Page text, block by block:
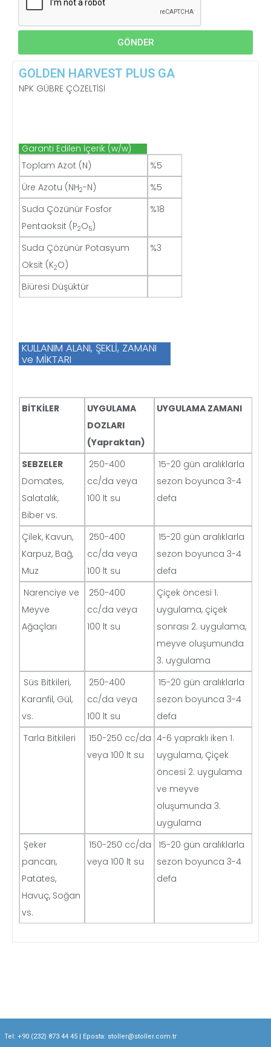
GÖNDER
GOLDEN HARVEST PLUS GA
NPK GÜBRE ÇÖZELTİSİ
Garanti Edilen İçerik (w/w)
Toplam Azot (N)
%5
Üre Azotu (NH2-N)
%5
Suda Çözünür Fosfor
Pentaoksit (P2O5)
%18
Suda Çözünür Potasyum
Oksit (K2O)
%3
Biüresi Düşüktür
KULLANIM ALANI, ŞEKLİ, ZAMANI
ve MİKTARI
BİTKİLER
UYGULAMA
DOZLARI
(Yapraktan)
UYGULAMA ZAMANI
SEBZELER
Domates,
Salatalık,
Biber vs.
250-400
cc/da veya
100 lt su
15-20 gün aralıklarla
sezon boyunca 3-4
defa
Çilek, Kavun,
Karpuz, Bağ,
Muz
250-400
cc/da veya
100 lt su
15-20 gün aralıklarla
sezon boyunca 3-4
defa
Narenciye ve
Meyve
Ağaçları
250-400
cc/da veya
100 lt su
Çiçek öncesi 1.
uygulama, çiçek
sonrası 2. uygulama,
meyve oluşumunda
3. uygulama
Süs Bitkileri,
Karanfil, Gül,
vs.
250-400
cc/da veya
100 lt su
15-20 gün aralıklarla
sezon boyunca 3-4
defa
Tarla Bitkileri
150-250 cc/da
veya 100 lt su
4-6 yapraklı iken 1.
uygulama, Çiçek
öncesi 2. uygulama
ve meyve
oluşumunda 3.
uygulama
Şeker
pancarı,
Patates,
Havuç, Soğan
vs.
150-250 cc/da
veya 100 lt su
15-20 gün aralıklarla
sezon boyunca 3-4
defa
Tel: +90 (232) 873 44 45 | Eposta: stoller@stoller.com.tr